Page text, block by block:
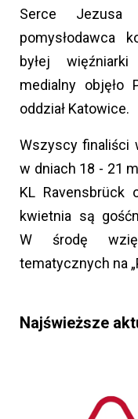
Serce
pomysłodawca
byłej
medialny objęło
oddział Katowice.
Wszyscy finaliści
w dniach 18 - 21
KL Ravensbrück
kwietnia są
W środę
tematycznych na
Najświeższe